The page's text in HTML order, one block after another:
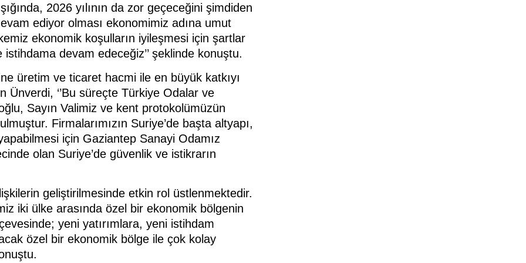
2026 yılının da zor geçeceğini şimdiden
ediyor olması ekonomimiz adına umut
ekonomik koşulların iyileşmesi için şartlar
devam edeceğiz’’ şeklinde konuştu.
üretim ve ticaret hacmi ile en büyük katkıyı
‘’Bu süreçte Türkiye Odalar ve
Sayın Valimiz ve kent protokolümüzün
Firmalarımızın Suriye’de başta altyapı,
için Gaziantep Sanayi Odamız
olan Suriye’de güvenlik ve istikrarın
geliştirilmesinde etkin rol üstlenmektedir.
iki ülke arasında özel bir ekonomik bölgenin
yeni yatırımlara, yeni istihdam
özel bir ekonomik bölge ile çok kolay